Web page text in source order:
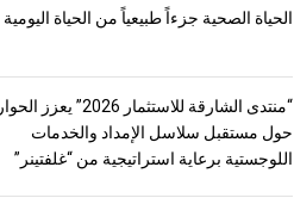
الحياة الصحية جزءاً طبيعياً من الحياة اليومية
“منتدى الشارقة للاستثمار 2026” يعزز الحوار
حول مستقبل سلاسل الإمداد والخدمات
اللوجستية برعاية استراتيجية من “غلفتينر”